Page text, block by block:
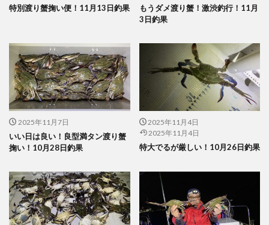
特別渡り蟹掬い便！11月13日釣果
もうダメ渡り蟹！激渋釣行！11月
3日釣果
2025年11月7日
いい日は良い！良型満タン渡り蟹
掬い！10月28日釣果
2025年11月4日
2025年11月4日
特大でるが厳しい！10月26日釣果